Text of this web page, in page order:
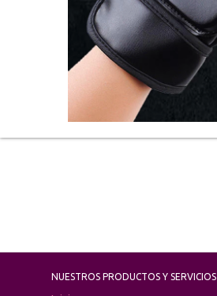
NUESTROS PRODUCTOS Y SERVICIOS